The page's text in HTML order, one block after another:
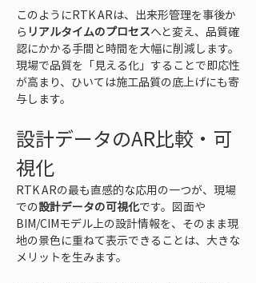
このようにRTK ARは、出来形管理を事後か
ら リアルタイムのプロセスへと変え、品質確
認にかかる手間と時間を大幅に削減します。
現場で品質を「見える化」することで即応性
が高まり、ひいては施工品質の底上げにも寄
与します。
設計データのAR比較・可
視化
RTK ARの最も直感的な応用の一つが、現場
での設計データの可視化です。図面や
BIM/CIMモデル上の設計情報を、そのまま現
地の景色に重ねて表示できることは、大きな
メリットを生みます。